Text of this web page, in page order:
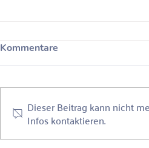
Unconscious Bias Detox
Am 13.10.2022 fand der Online-
die sozialen Aufsteiger*innen
ideellen...
Kommentare
Dieser Beitrag kann nicht
Infos kontaktieren.